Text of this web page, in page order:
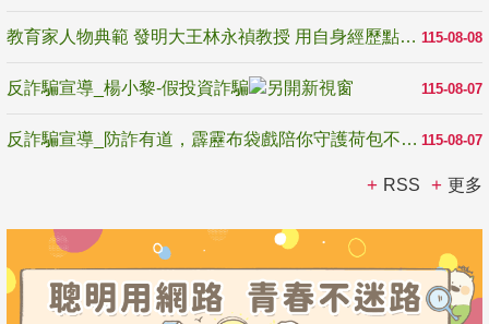
115-08-08
教育家人物典範 發明大王林永禎教授 用自身經歷點亮學生的路
115-08-07
反詐騙宣導_楊小黎-假投資詐騙
115-08-07
反詐騙宣導_防詐有道，霹靂布袋戲陪你守護荷包不受騙
RSS 更多